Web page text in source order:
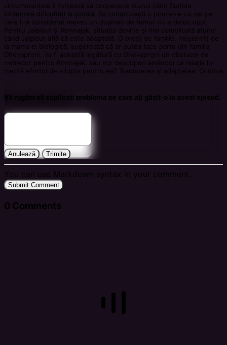
circumstanțele îi forțează să coopereze atunci când Sunida
întâmpină dificultăți la școală. Să construiești o prietenie cu cel pe
care l-ai considerat mereu un dușman de temut nu e deloc ușor.
Pentru Jaipisut și Ronnajak, situația devine și mai complicată atunci
când Jaipisut află că este adoptată. O broș[ de familie, moștenit[ de
la mama ei biologică, sugerează că ar putea face parte din familia
Dhevaprom. Va fi această legătură cu Dhevaprom un obstacol de
netrecut pentru Ronnajak, sau vor descoperi amândoi că relația lor
merită efortul de a lupta pentru ea? Traducerea și adaptarea: Cristina
Vă rugăm să explicați problema pe care ați găsit-o la acest episod.
Anulează Trimite
Comments
You can use Markdown syntax in your comment.
Submit Comment
0 Comments